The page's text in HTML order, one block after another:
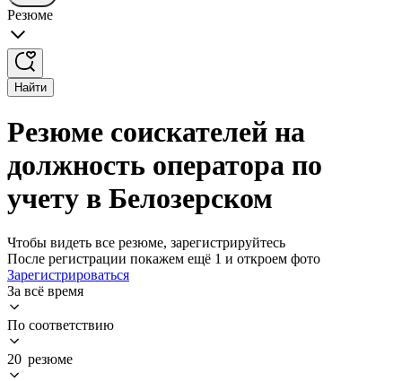
Резюме
Найти
Резюме соискателей на
должность оператора по
учету в Белозерском
Чтобы видеть все резюме, зарегистрируйтесь
После регистрации покажем ещё 1 и откроем фото
Зарегистрироваться
За всё время
По соответствию
20 резюме